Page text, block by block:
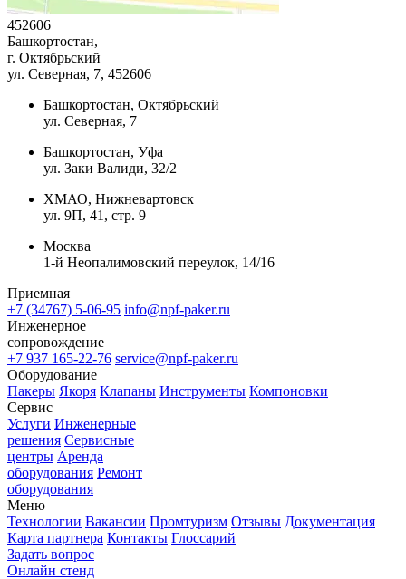
452606
Башкортостан,
г. Октябрьский
ул. Северная, 7, 452606
Башкортостан, Октябрьский
ул. Северная, 7
Башкортостан, Уфа
ул. Заки Валиди, 32/2
ХМАО, Нижневартовск
ул. 9П, 41, стр. 9
Москва
1-й Неопалимовский переулок, 14/16
Приемная
+7 (34767) 5-06-95 info@npf-paker.ru
Инженерное
сопровождение
+7 937 165-22-76 service@npf-paker.ru
Оборудование
Пакеры Якоря Клапаны Инструменты Компоновки
Сервис
Услуги Инженерные
решения Сервисные
центры Аренда
оборудования Ремонт
оборудования
Меню
Технологии Вакансии Промтуризм Отзывы Документация
Карта партнера Контакты Глоссарий
Задать вопрос
Онлайн стенд